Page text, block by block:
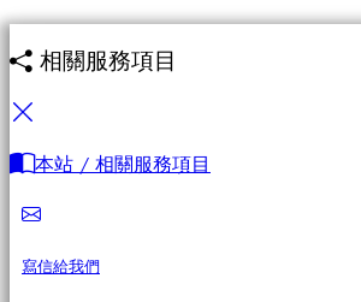
相關服務項目
本站 / 相關服務項目
寫信給我們